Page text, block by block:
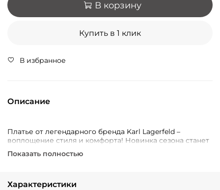
В корзину
Купить в 1 клик
В избранное
Описание
Платье от легендарного бренда Karl Lagerfeld –
воплощение стиля и комфорта! Новинка сезона станет
изюминкой вашего гардероба и привлечет
восхищенные взгляды. Подходит для торжественных
Показать полностью
Характеристики